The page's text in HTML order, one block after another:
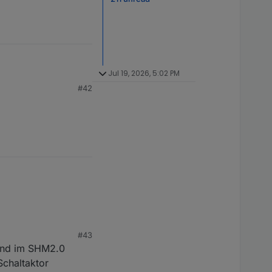
man unbedingt
#42
besser einschätzen
gesteuert
geringer
#43
im SHM2.0
Jul 19, 2026, 5:02 PM